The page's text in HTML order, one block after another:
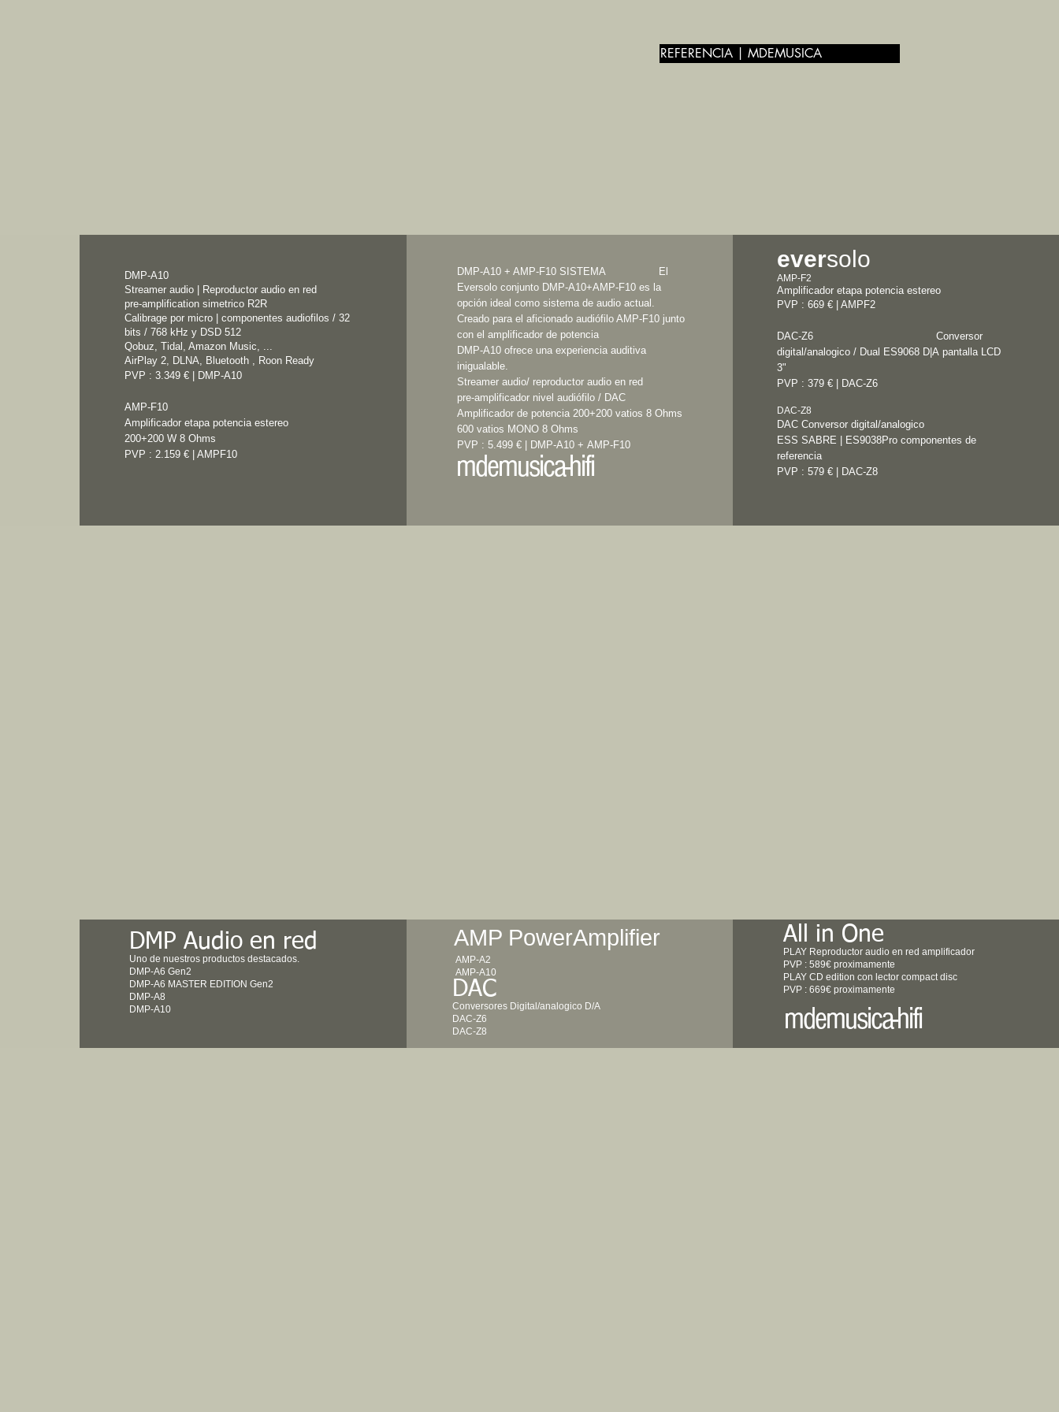
REFERENCIA | MDEMUSICA
DMP-A10
Streameraudio | Reproductor audio en red
pre-amplification simetrico R2R
Calibrage por micro | componentes audiofilos / 32
bits / 768 kHz y DSD 512
Qobuz, Tidal, Amazon Music, ...
AirPlay 2, DLNA, Bluetooth , Roon Ready
PVP : 3.349 € | DMP-A10
AMP-F10
Amplificador etapa potencia estereo
200+200 W 8 Ohms
PVP : 2.159 € | AMPF10
mdemusica-hifi
DMP-A10 + AMP-F10 SISTEMA El
Eversolo conjunto DMP-A10+AMP-F10 es la
opción ideal como sistema de audio actual.
Creado para el aficionado audiófilo AMP-F10 junto
con el amplificador de potencia
DMP-A10 ofrece una experiencia auditiva
inigualable.
Streamer audio/ reproductor audio en red
pre-amplificador nivel audiófilo / DAC
Amplificador de potencia 200+200 vatios 8 Ohms
600 vatios MONO 8 Ohms
PVP : 5.499 € | DMP-A10 + AMP-F10
eversolo
AMP-F2
Amplificador etapa potencia estereo
PVP : 669 € | AMPF2
DAC-Z6 Conversor
digital/analogico / Dual ES9068 D|A pantalla LCD
3"
PVP : 379 € | DAC-Z6
DAC-Z8
DAC Conversor digital/analogico
ESS SABRE | ES9038Pro componentes de
referencia
PVP : 579 € | DAC-Z8
DMP Audio en red
Uno de nuestros productos destacados.
DMP-A6 Gen2
DMP-A6 MASTER EDITION Gen2
DMP-A8
DMP-A10
AMP PowerAmplifier
AMP-A2
AMP-A10
DAC
Conversores Digital/analogico D/A
DAC-Z6
DAC-Z8
mdemusica-hifi
All in One
PLAY Reproductor audio en red amplificador
PVP : 589€ proximamente
PLAY CD edition con lector compact disc
PVP : 669€ proximamente